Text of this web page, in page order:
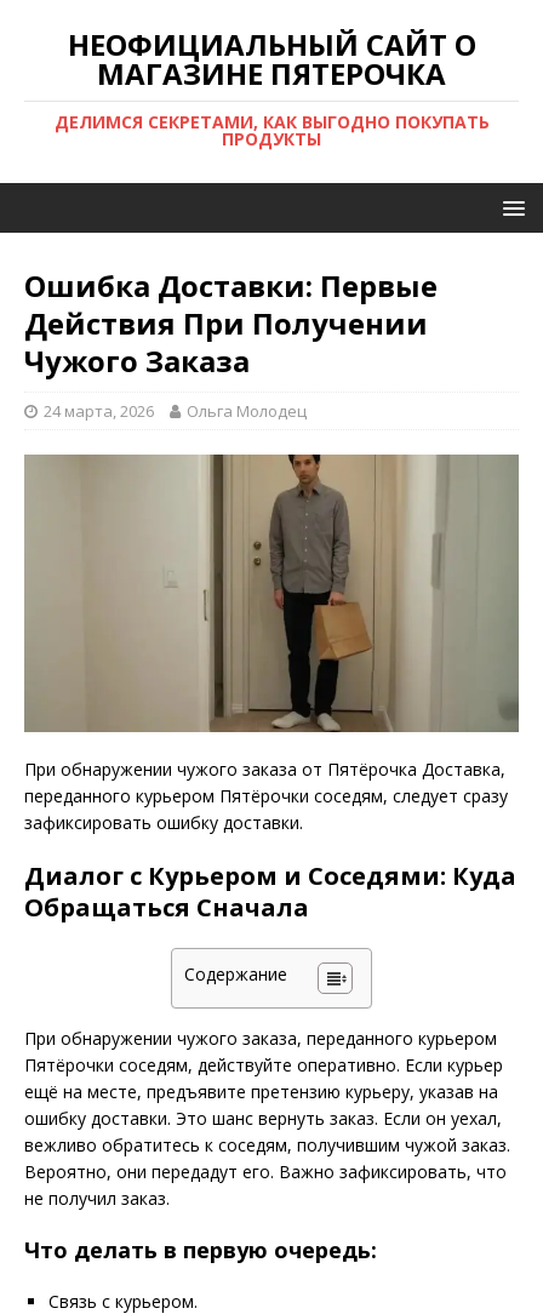
НЕОФИЦИАЛЬНЫЙ САЙТ О
МАГАЗИНЕ ПЯТЕРОЧКА
ДЕЛИМСЯ СЕКРЕТАМИ, КАК ВЫГОДНО ПОКУПАТЬ
ПРОДУКТЫ
Ошибка Доставки: Первые
Действия При Получении
Чужого Заказа
24 марта, 2026 Ольга Молодец
При обнаружении чужого заказа от Пятёрочка Доставка,
переданного курьером Пятёрочки соседям, следует сразу
зафиксировать ошибку доставки.
Диалог с Курьером и Соседями: Куда
Обращаться Сначала
Содержание
При обнаружении чужого заказа, переданного курьером
Пятёрочки соседям, действуйте оперативно. Если курьер
ещё на месте, предъявите претензию курьеру, указав на
ошибку доставки. Это шанс вернуть заказ. Если он уехал,
вежливо обратитесь к соседям, получившим чужой заказ.
Вероятно, они передадут его. Важно зафиксировать, что
не получил заказ.
Что делать в первую очередь:
Связь с курьером.